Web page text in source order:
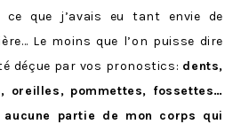
ce que j’avais eu tant envie de
Le moins que l’on puisse dire
déçue par vos pronostics: dents,
oreilles, pommettes, fossettes…
aucune partie de mon corps qui